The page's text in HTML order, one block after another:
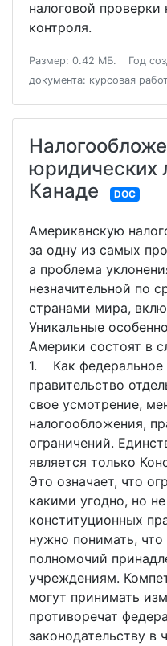
налоговой
контроля.
Размер: 0.42 МБ. Год
документа: курсовая
Канаде
DOC
Американскую
за одну из самых
а проблема
незначительной по
странами мира,
Уникальные
Америки состоят в
1. Как федеральное
правительство
свое усмотрение,
налогообложения,
ограничений.
является только
Это означает, что
какими угодно, но
конституционных
нужно понимать,
полномочий
учреждениям.
могут принимать
противоречат
законодательству в